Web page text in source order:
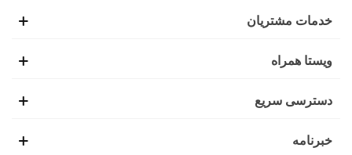
خدمات مشتریان
ویستا همراه
دسترسی سریع
خبرنامه